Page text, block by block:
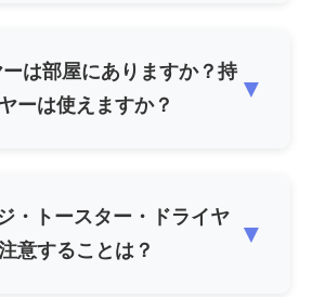
は部屋にありますか？持
ーは使えますか？
▼
・トースター・ドライヤ
意することは？
▼